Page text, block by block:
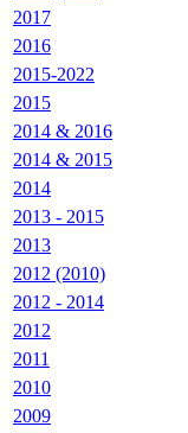
2017
2016
2015-2022
2015
2014 & 2016
2014 & 2015
2014
2013 - 2015
2013
2012 (2010)
2012 - 2014
2012
2011
2010
2009